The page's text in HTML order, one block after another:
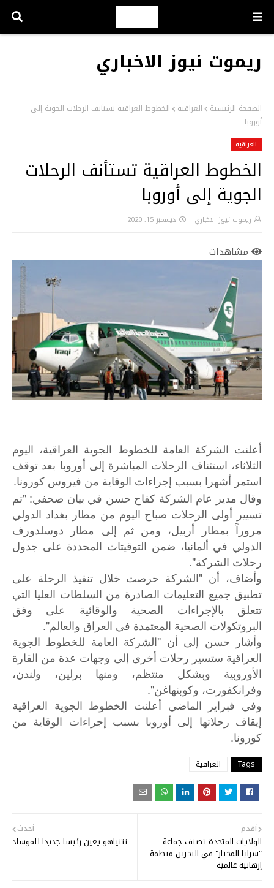
ريموت نيوز الاخباري
الصفحة الرئيسية العراقية
الخطوط العراقية تستأنف الرحلات الجوية إلى
أوروبا
العراقية
الخطوط العراقية تستأنف الرحلات
الجوية إلى أوروبا
ريموت نيوز الاخباري ديسمبر 15, 2020
مشاهدات
أعلنت الشركة العامة للخطوط الجوية العراقية، اليوم
الثلاثاء، استئناف الرحلات المباشرة إلى أوروبا بعد توقف
استمر أشهرا بسبب إجراءات الوقاية من فيروس كورونا.
وقال مدير عام الشركة كفاح حسن في بيان صحفي: "تم
تسيير أولى الرحلات صباح اليوم من مطار بغداد الدولي
مروراً بمطار أربيل، ومن ثم إلى مطار دوسلدورف
الدولي في ألمانيا، ضمن التوقيتات المحددة على جدول
رحلات الشركة".
وأضاف، أن "الشركة حرصت خلال تنفيذ الرحلة على
تطبيق جميع التعليمات الصادرة من السلطات العليا التي
تتعلق بالإجراءات الصحية والوقائية على وفق
البروتكولات الصحية المعتمدة في العراق والعالم".
وأشار حسن إلى أن "الشركة العامة للخطوط الجوية
العراقية ستسير رحلات أخرى إلى وجهات عدة من القارة
الأوروبية وبشكل منتظم، ومنها برلين، ولندن،
وفرانكفورت، وكوبنهاغن".
وفي فبراير الماضي أعلنت الخطوط الجوية
العراقية
إيقاف رحلاتها إلى أوروبا بسبب إجراءات الوقاية من
كورونا.
Tags العراقية
أحدث
نتنياهو يعين رئيسا جديدا للموساد
أقدم
الولايات المتحدة تصنف جماعة
"سرايا المختار" في البحرين منظمة
إرهابية عالمية